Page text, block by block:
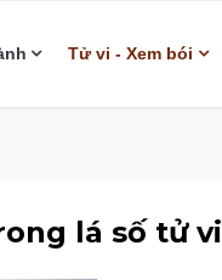
Tử vi - Xem bói
lá số tử vi